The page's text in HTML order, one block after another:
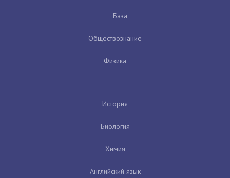
База
Обществознание
Физика
История
Биология
Химия
Английский язык